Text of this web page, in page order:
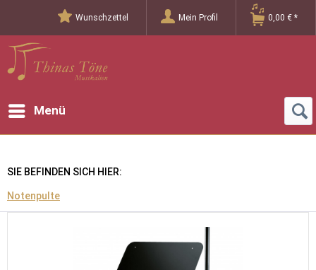
Wunschzettel Mein Profil 0,00 € *
Menü
SIE BEFINDEN SICH HIER:
Notenpulte